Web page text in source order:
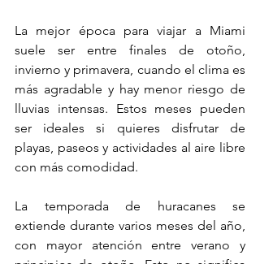
La mejor época para viajar a Miami
suele ser entre finales de otoño,
invierno y primavera, cuando el clima es
más agradable y hay menor riesgo de
lluvias intensas. Estos meses pueden
ser ideales si quieres disfrutar de
playas, paseos y actividades al aire libre
con más comodidad.
La temporada de huracanes se
extiende durante varios meses del año,
con mayor atención entre verano y